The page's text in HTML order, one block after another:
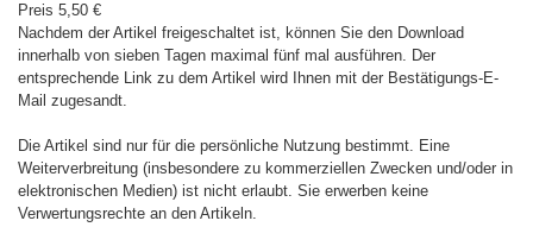
Preis 5,50 €
Nachdem der Artikel freigeschaltet ist, können Sie den Download
innerhalb von sieben Tagen maximal fünf mal ausführen. Der
entsprechende Link zu dem Artikel wird Ihnen mit der Bestätigungs-E-
Mail zugesandt.
Die Artikel sind nur für die persönliche Nutzung bestimmt. Eine
Weiterverbreitung (insbesondere zu kommerziellen Zwecken und/oder in
elektronischen Medien) ist nicht erlaubt. Sie erwerben keine
Verwertungsrechte an den Artikeln.